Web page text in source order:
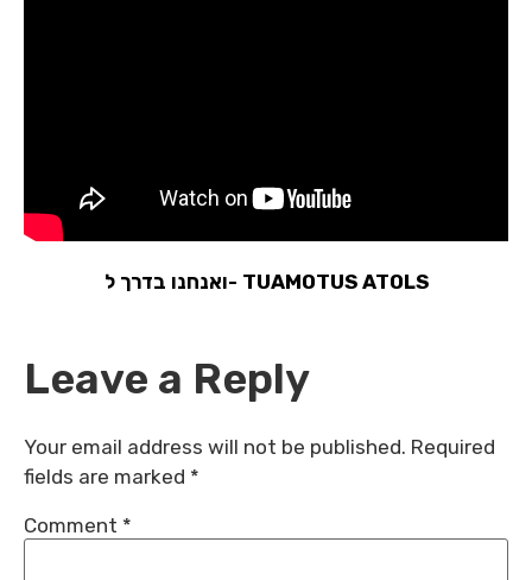
ואנחנו בדרך ל- TUAMOTUS ATOLS
Leave a Reply
Your email address will not be published. Required
fields are marked *
Comment *